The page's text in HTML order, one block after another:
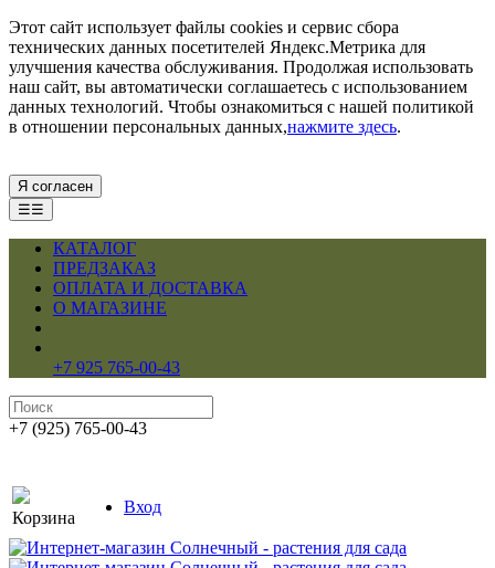
Этот сайт использует файлы cookies и сервис сбора
технических данных посетителей Яндекс.Метрика для
улучшения качества обслуживания. Продолжая использовать
наш сайт, вы автоматически соглашаетесь с использованием
данных технологий. Чтобы ознакомиться с нашей политикой
в отношении персональных данных,нажмите здесь.
Я согласен
☰☰
КАТАЛОГ
ПРЕДЗАКАЗ
ОПЛАТА И ДОСТАВКА
О МАГАЗИНЕ
+7 925 765-00-43
+7 (925) 765-00-43
Корзина
Вход